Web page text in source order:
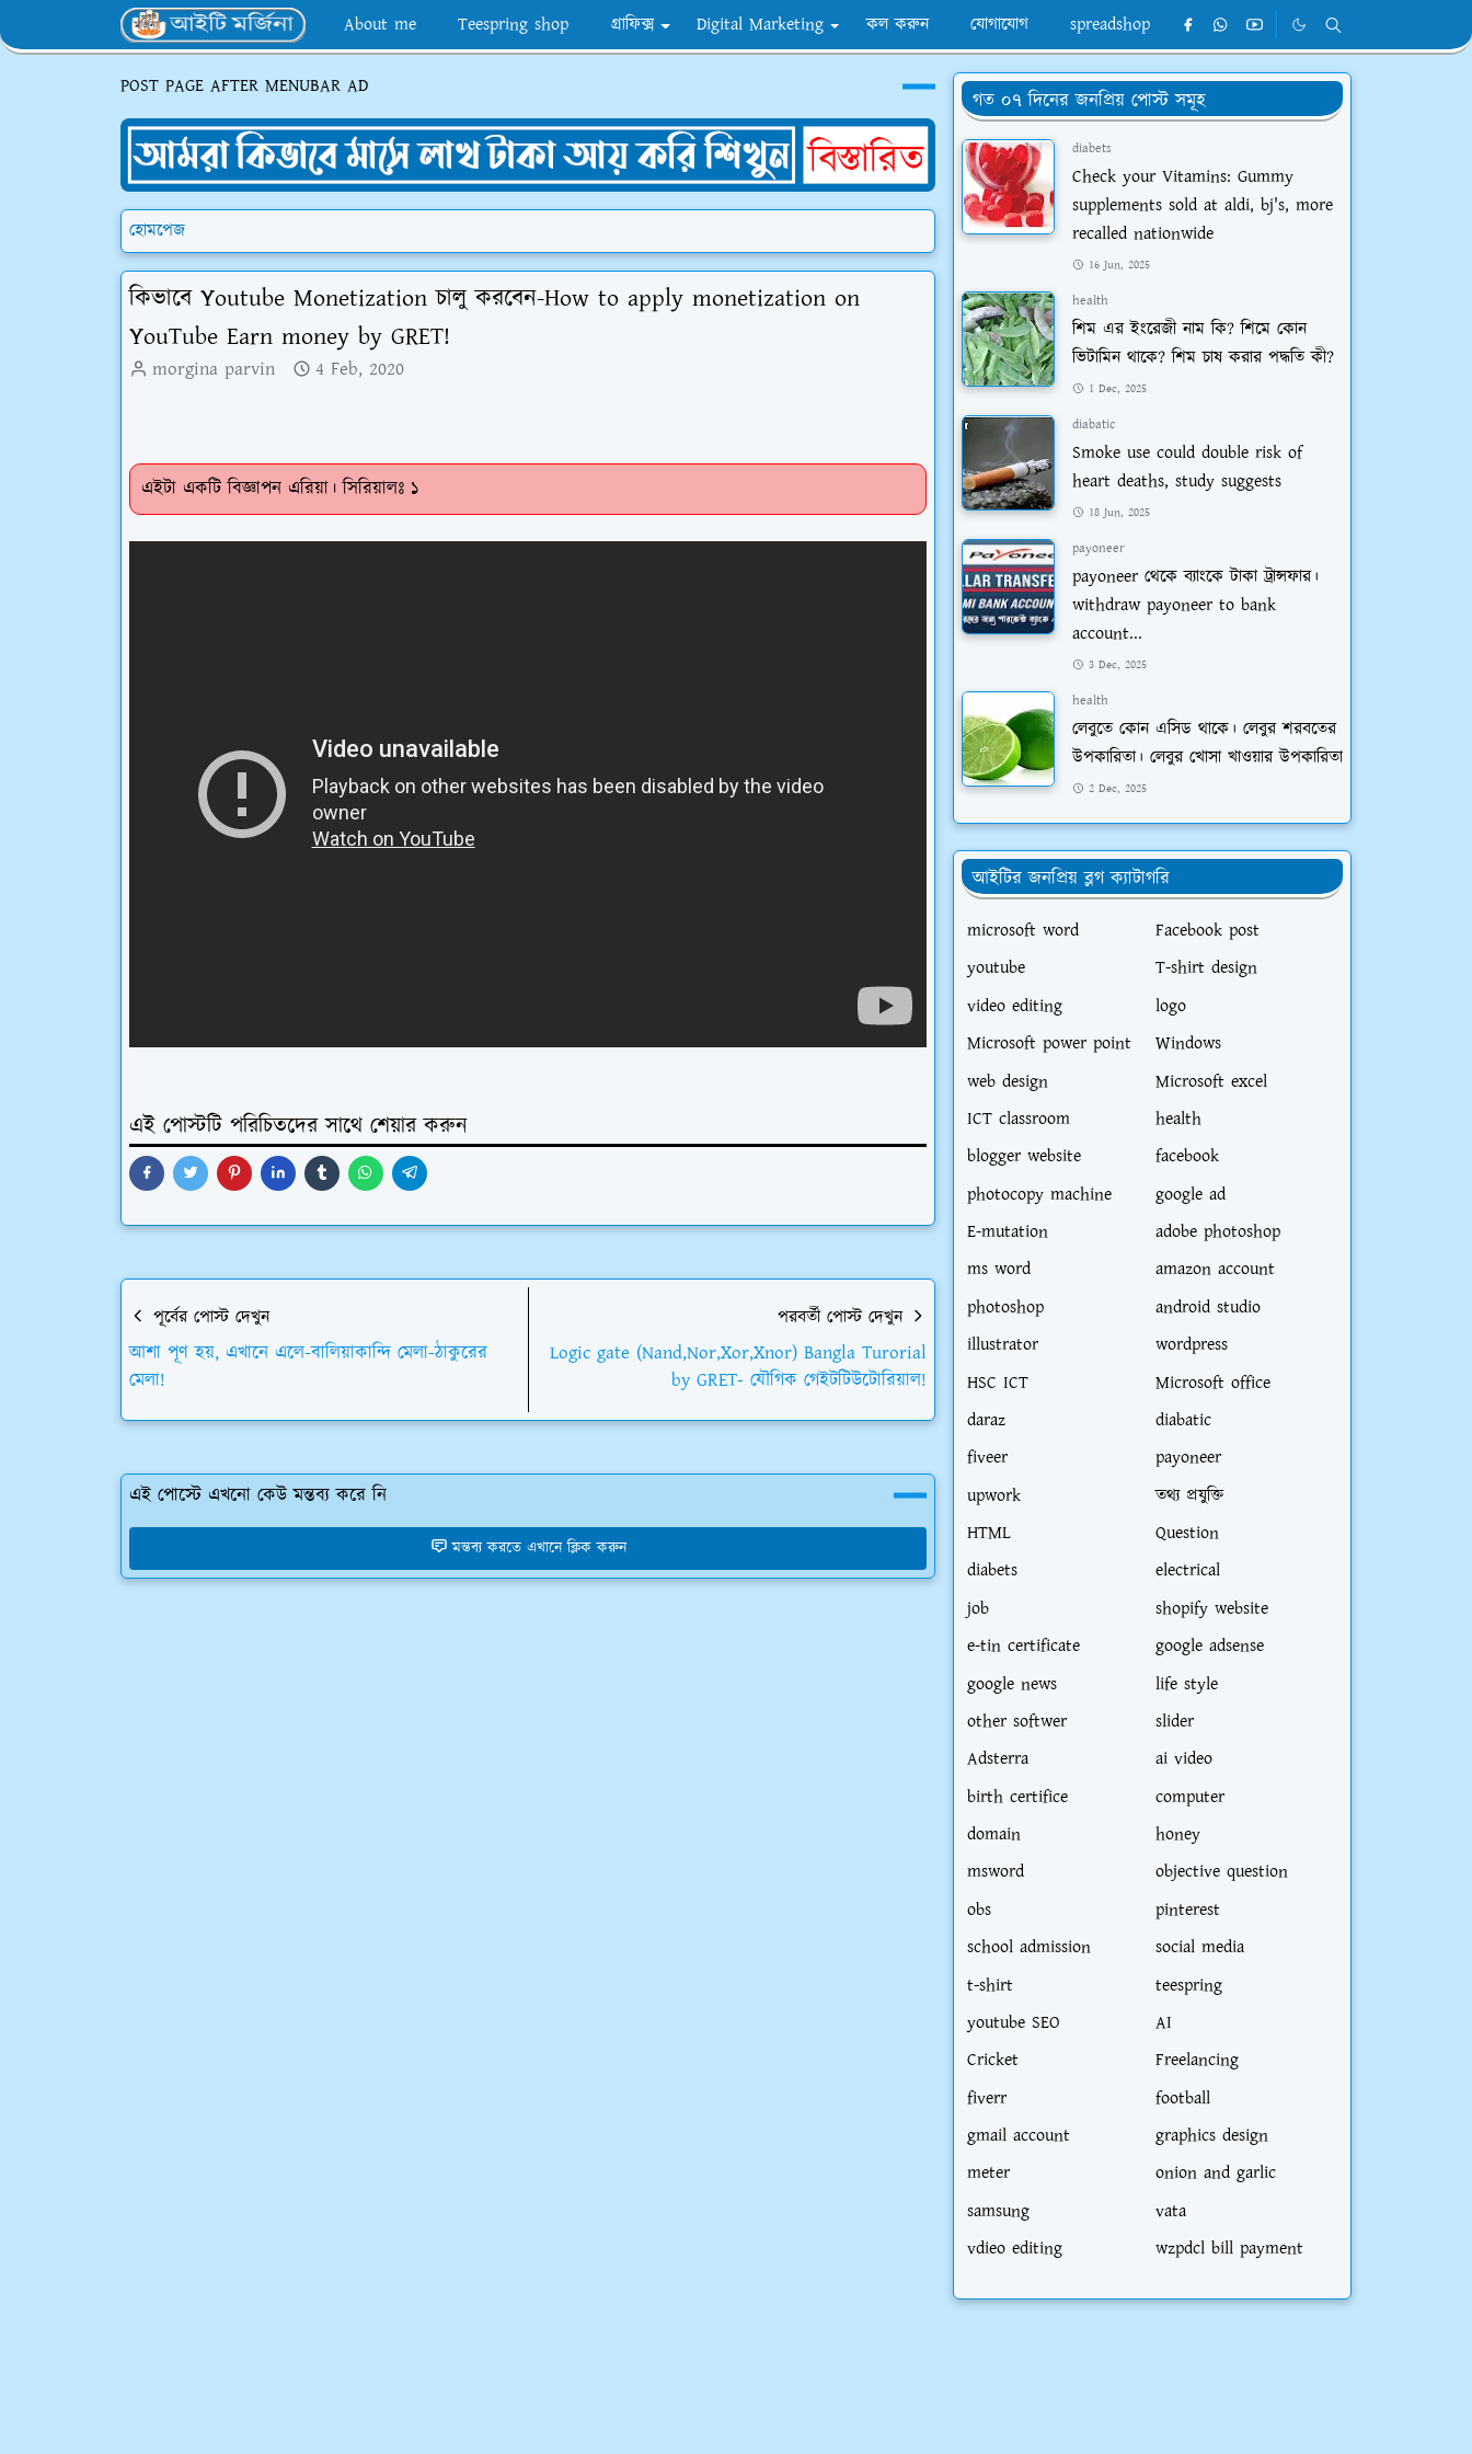
About me Teespring shop গ্রাফিক্স Digital Marketing কল করুন যোগাযোগ spreadshop
POST PAGE AFTER MENUBAR AD
হোমপেজ
কিভাবে Youtube Monetization চালু করবেন-How to apply monetization on
YouTube Earn money by GRET!
morgina parvin 4 Feb, 2020
এইটা একটি বিজ্ঞাপন এরিয়া। সিরিয়ালঃ ১
এই পোস্টটি পরিচিতদের সাথে শেয়ার করুন
পূর্বের পোস্ট দেখুন
আশা পূণ হয়, এখানে এলে-বালিয়াকান্দি মেলা-ঠাকুরের
মেলা!
পরবর্তী পোস্ট দেখুন
Logic gate (Nand,Nor,Xor,Xnor) Bangla Turorial
by GRET- যৌগিক গেইটটিউটোরিয়াল!
এই পোস্টে এখনো কেউ মন্তব্য করে নি
মন্তব্য করতে এখানে ক্লিক করুন
গত ০৭ দিনের জনপ্রিয় পোস্ট সমূহ
diabets
Check your Vitamins: Gummy
supplements sold at aldi, bj's, more
recalled nationwide
16 Jun, 2025
health
শিম এর ইংরেজী নাম কি? শিমে কোন
ভিটামিন থাকে? শিম চাষ করার পদ্ধতি কী?
1 Dec, 2025
diabatic
Smoke use could double risk of
heart deaths, study suggests
18 Jun, 2025
payoneer
payoneer থেকে ব্যাংকে টাকা ট্রান্সফার।
withdraw payoneer to bank
account...
3 Dec, 2025
health
লেবুতে কোন এসিড থাকে। লেবুর শরবতের
উপকারিতা। লেবুর খোসা খাওয়ার উপকারিতা
2 Dec, 2025
আইটির জনপ্রিয় ব্লগ ক্যাটাগরি
microsoft word
Facebook post
youtube
T-shirt design
video editing
logo
Microsoft power point
Windows
web design
Microsoft excel
ICT classroom
health
blogger website
facebook
photocopy machine
google ad
E-mutation
adobe photoshop
ms word
amazon account
photoshop
android studio
illustrator
wordpress
HSC ICT
Microsoft office
daraz
diabatic
fiveer
payoneer
upwork
তথ্য প্রযুক্তি
HTML
Question
diabets
electrical
job
shopify website
e-tin certificate
google adsense
google news
life style
other softwer
slider
Adsterra
ai video
birth certifice
computer
domain
honey
msword
objective question
obs
pinterest
school admission
social media
t-shirt
teespring
youtube SEO
AI
Cricket
Freelancing
fiverr
football
gmail account
graphics design
meter
onion and garlic
samsung
vata
vdieo editing
wzpdcl bill payment